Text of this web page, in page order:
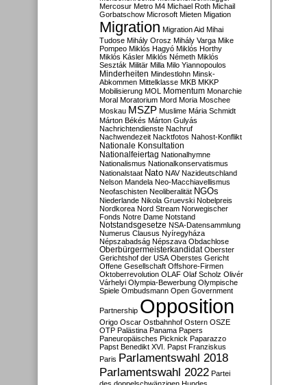
Mercosur Metro M4 Michael Roth Michail
Gorbatschow Microsoft Mieten Migation
Migration Migration Aid Mihai
Tudose Mihály Orosz Mihály Varga Mike
Pompeo Miklós Hagyó Miklós Horthy
Miklós Kásler Miklós Németh Miklós
Seszták Militär Milla Milo Yiannopoulos
Minderheiten Mindestlohn Minsk-
Abkommen Mittelklasse MKB MKKP
Mobilisierung MOL Momentum Monarchie
Moral Moratorium Mord Moria Moschee
Moskau MSZP Muslime Mária Schmidt
Márton Békés Márton Gulyás
Nachrichtendienste Nachruf
Nachwendezeit Nacktfotos Nahost-Konflikt
Nationale Konsultation
Nationalfeiertag Nationalhymne
Nationalismus Nationalkonservatismus
Nationalstaat Nato NAV Nazideutschland
Nelson Mandela Neo-Macchiavellismus
Neofaschisten Neoliberalität NGOs
Niederlande Nikola Gruevski Nobelpreis
Nordkorea Nord Stream Norwegischer
Fonds Notre Dame Notstand
Notstandsgesetze NSA-Datensammlung
Numerus Clausus Nyíregyháza
Népszabadság Népszava Obdachlose
Oberbürgermeisterkandidat Oberster
Gerichtshof der USA Oberstes Gericht
Offene Gesellschaft Offshore-Firmen
Oktoberrevolution OLAF Olaf Scholz Olivér
Várhelyi Olympia-Bewerbung Olympische
Spiele Ombudsmann Open Government
Partnership Opposition
Origo Oscar Ostbahnhof Ostern OSZE
OTP Palästina Panama Papers
Paneuropäisches Picknick Paparazzo
Papst Benedikt XVI. Papst Franziskus
Paris Parlamentswahl 2018
Parlamentswahl 2022 Partei